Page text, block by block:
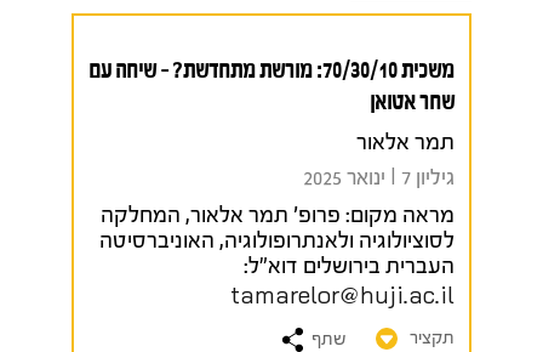
משכית 70/30/10: מורשת מתחדשת? – שיחה עם
שחר אטואן
תמר אלאור
גיליון 7 I ינואר 2025
מראה מקום: פרופ' תמר אלאור, המחלקה
לסוציולוגיה ולאנתרופולוגיה, האוניברסיטה
העברית בירושלים דוא"ל:
tamarelor@huji.ac.il
תקציר שתף